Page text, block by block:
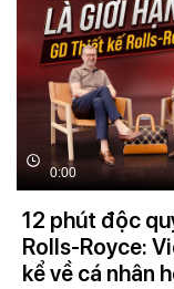
0:00
12 phút độc
Rolls-Royce:
kể về cá nhân